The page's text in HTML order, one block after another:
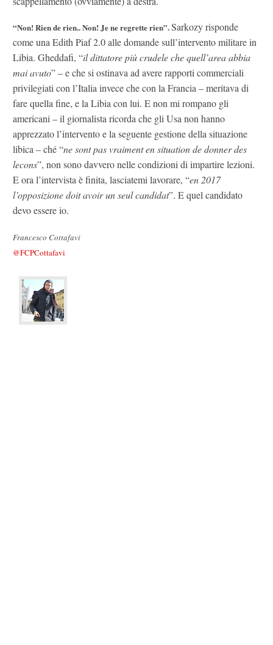
“Non! Rien de rien.. Non! Je ne regrette rien”.Sarkozy risponde
come una Edith Piaf 2.0 alle domande sull’intervento militare in
Libia. Gheddafi, “il dittatore più crudele che quell’area abbia
mai avuto” – e che si ostinava ad avere rapporti commerciali
privilegiati con l’Italia invece che con la Francia – meritava di
fare quella fine, e la Libia con lui. E non mi rompano gli
americani – il giornalista ricorda che gli Usa non hanno
apprezzato l’intervento e la seguente gestione della situazione
libica – ché “ne sont pas vraiment en situation de donner des
lecons”, non sono davvero nelle condizioni di impartire lezioni.
E ora l’intervista è finita, lasciatemi lavorare, “en 2017
l’opposizione doit avoir un seul candidat”. E quel candidato
devo essere io.
Francesco Cottafavi
@FCPCottafavi